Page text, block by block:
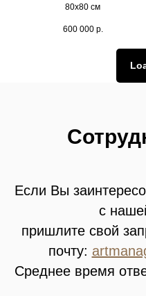
80х80 см
600 000 р.
Если Вы
с
пришлите свой
почту:
Среднее время